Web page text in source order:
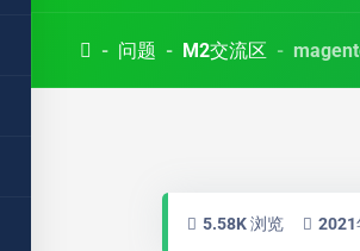
问题 M2交流区
5.58K 浏览 2021